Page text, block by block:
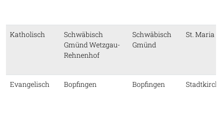
Katholisch
Schwäbisch
Gmünd Wetzgau-
Rehnenhof
Schwäbisch
Gmünd
St. Maria
Evangelisch Bopfingen Bopfingen